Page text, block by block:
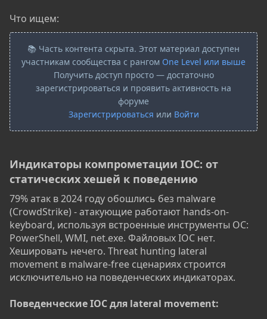
Что ищем:
📚 Часть контента скрыта. Этот материал доступен
участникам сообщества с рангом One Level или выше
Получить доступ просто — достаточно
зарегистрироваться и проявить активность на
форуме
Зарегистрироваться или Войти
Индикаторы компрометации IOC: от
статических хешей к поведению​
79% атак в 2024 году обошлись без malware
(CrowdStrike) - атакующие работают hands-on-
keyboard, используя встроенные инструменты ОС:
PowerShell, WMI, net.exe. Файловых IOC нет.
Хешировать нечего. Threat hunting lateral
movement в malware-free сценариях строится
исключительно на поведенческих индикаторах.
Поведенческие IOC для lateral movement: